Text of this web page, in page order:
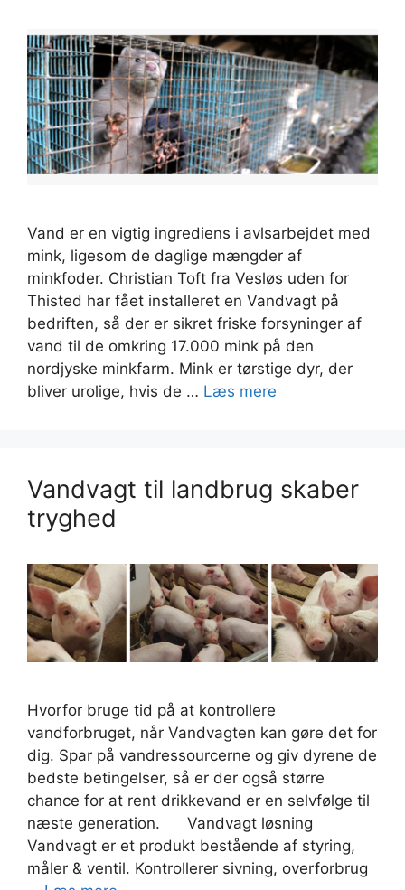
Vand er en vigtig ingrediens i avlsarbejdet med
mink, ligesom de daglige mængder af
minkfoder. Christian Toft fra Vesløs uden for
Thisted har fået installeret en Vandvagt på
bedriften, så der er sikret friske forsyninger af
vand til de omkring 17.000 mink på den
nordjyske minkfarm. Mink er tørstige dyr, der
bliver urolige, hvis de … Læs mere
Vandvagt til landbrug skaber
tryghed
Hvorfor bruge tid på at kontrollere
vandforbruget, når Vandvagten kan gøre det for
dig. Spar på vandressourcerne og giv dyrene de
bedste betingelser, så er der også større
chance for at rent drikkevand er en selvfølge til
næste generation. Vandvagt løsning
Vandvagt er et produkt bestående af styring,
måler & ventil. Kontrollerer sivning, overforbrug